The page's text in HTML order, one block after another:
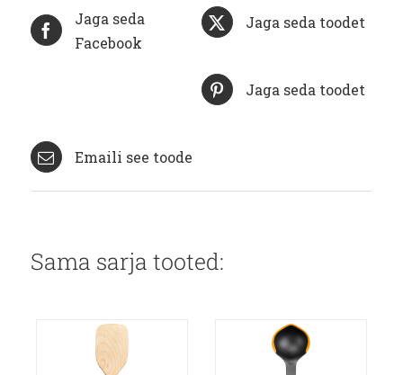
Jaga seda
Facebook
Jaga seda toodet
Jaga seda toodet
Emaili see toode
Sama sarja tooted: